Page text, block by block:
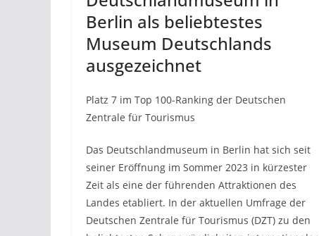
Berlin als beliebtestes
Museum Deutschlands
ausgezeichnet
Platz 7 im Top 100-Ranking der Deutschen
Zentrale für Tourismus
Das Deutschlandmuseum in Berlin hat sich seit
seiner Eröffnung im Sommer 2023 in kürzester
Zeit als eine der führenden Attraktionen des
Landes etabliert. In der aktuellen Umfrage der
Deutschen Zentrale für Tourismus (DZT) zu den